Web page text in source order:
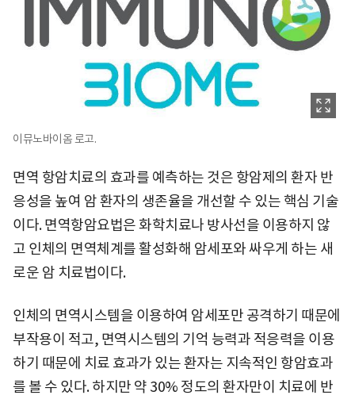
이뮤노바이옴 로고.
면역 항암치료의 효과를 예측하는 것은 항암제의 환자 반
응성을 높여 암 환자의 생존율을 개선할 수 있는 핵심 기술
이다. 면역항암요법은 화학치료나 방사선을 이용하지 않
고 인체의 면역체계를 활성화해 암세포와 싸우게 하는 새
로운 암 치료법이다.
인체의 면역시스템을 이용하여 암세포만 공격하기 때문에
부작용이 적고, 면역시스템의 기억 능력과 적응력을 이용
하기 때문에 치료 효과가 있는 환자는 지속적인 항암효과
를 볼 수 있다. 하지만 약 30% 정도의 환자만이 치료에 반